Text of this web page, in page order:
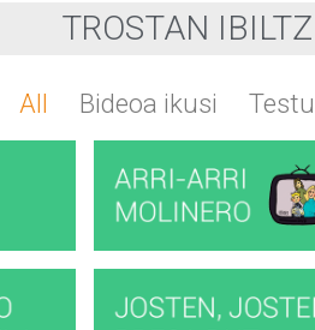
TROSTAN
All Bideoa ikusi